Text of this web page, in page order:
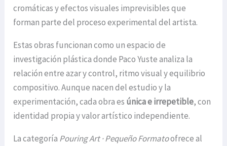
cromáticas y efectos visuales imprevisibles que
forman parte del proceso experimental del artista.
Estas obras funcionan como un espacio de
investigación plástica donde Paco Yuste analiza la
relación entre azar y control, ritmo visual y equilibrio
compositivo. Aunque nacen del estudio y la
experimentación, cada obra es única e irrepetible, con
identidad propia y valor artístico independiente.
La categoría Pouring Art · Pequeño Formatoofrece al